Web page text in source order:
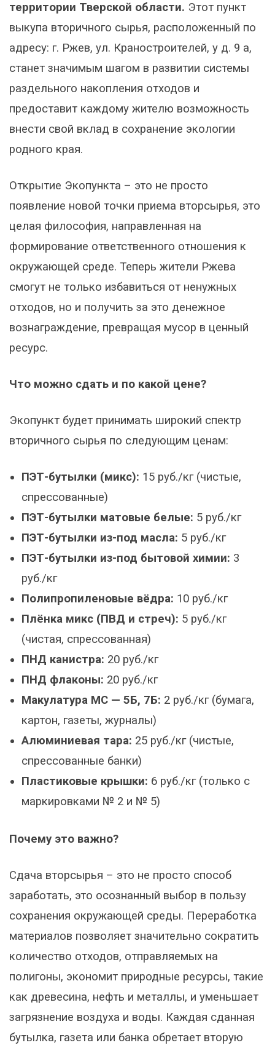
территории Тверской области. Этот пункт
выкупа вторичного сырья, расположенный по
адресу: г. Ржев, ул. Краностроителей, у д. 9 а,
станет значимым шагом в развитии системы
раздельного накопления отходов и
предоставит каждому жителю возможность
внести свой вклад в сохранение экологии
родного края.
Открытие Экопункта – это не просто
появление новой точки приема вторсырья, это
целая философия, направленная на
формирование ответственного отношения к
окружающей среде. Теперь жители Ржева
смогут не только избавиться от ненужных
отходов, но и получить за это денежное
вознаграждение, превращая мусор в ценный
ресурс.
Что можно сдать и по какой цене?
Экопункт будет принимать широкий спектр
вторичного сырья по следующим ценам:
ПЭТ-бутылки (микс): 15 руб./кг (чистые,
спрессованные)
ПЭТ-бутылки матовые белые: 5 руб./кг
ПЭТ-бутылки из-под масла: 5 руб./кг
ПЭТ-бутылки из-под бытовой химии: 3
руб./кг
Полипропиленовые вёдра: 10 руб./кг
Плёнка микс (ПВД и стреч): 5 руб./кг
(чистая, спрессованная)
ПНД канистра: 20 руб./кг
ПНД флаконы: 20 руб./кг
Макулатура МС — 5Б, 7Б: 2 руб./кг (бумага,
картон, газеты, журналы)
Алюминиевая тара: 25 руб./кг (чистые,
спрессованные банки)
Пластиковые крышки: 6 руб./кг (только с
маркировками № 2 и № 5)
Почему это важно?
Сдача вторсырья – это не просто способ
заработать, это осознанный выбор в пользу
сохранения окружающей среды. Переработка
материалов позволяет значительно сократить
количество отходов, отправляемых на
полигоны, экономит природные ресурсы, такие
как древесина, нефть и металлы, и уменьшает
загрязнение воздуха и воды. Каждая сданная
бутылка, газета или банка обретает вторую